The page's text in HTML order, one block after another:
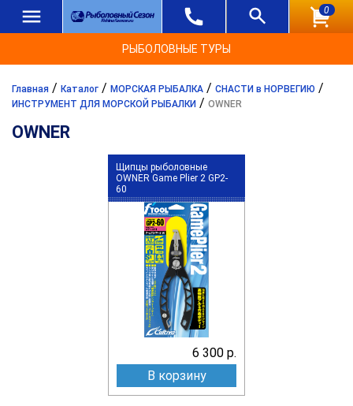
0
РЫБОЛОВНЫЕ ТУРЫ
Главная / Каталог / МОРСКАЯ РЫБАЛКА / СНАСТИ в НОРВЕГИЮ /
ИНСТРУМЕНТ ДЛЯ МОРСКОЙ РЫБАЛКИ / OWNER
OWNER
Щипцы рыболовные
OWNER Game Plier 2 GP2-
60
6 300 р.
В корзину